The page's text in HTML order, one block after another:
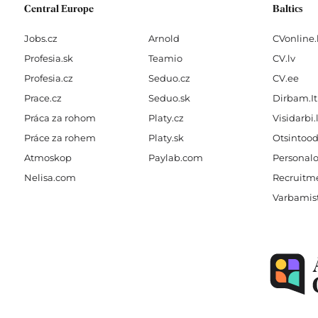
Central Europe
Jobs.cz
Profesia.sk
Profesia.cz
Prace.cz
Práca za rohom
Práce za rohem
Atmoskop
Nelisa.com
Arnold
Teamio
Seduo.cz
Seduo.sk
Platy.cz
Platy.sk
Paylab.com
Baltics
CV.lv
CV.ee
Dirbam.It